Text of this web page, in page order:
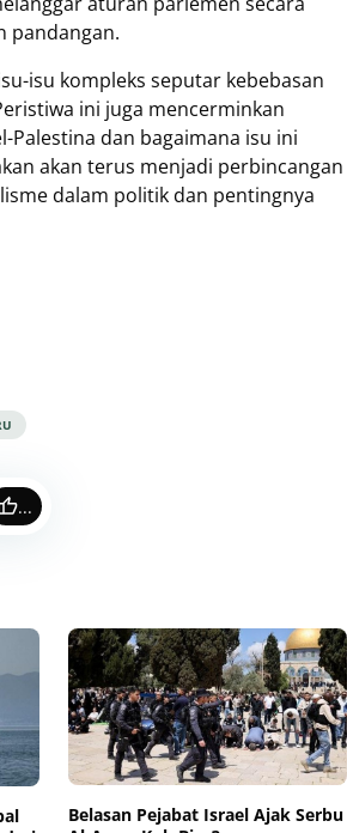
pandangan.
isu kompleks seputar kebebasan
ini juga mencerminkan
Palestina dan bagaimana isu ini
akan terus menjadi perbincangan
dalam politik dan pentingnya
...
Belasan Pejabat Israel Ajak Serbu